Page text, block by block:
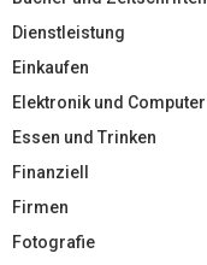
Dienstleistung
Einkaufen
Elektronik und Computer
Essen und Trinken
Finanziell
Firmen
Fotografie